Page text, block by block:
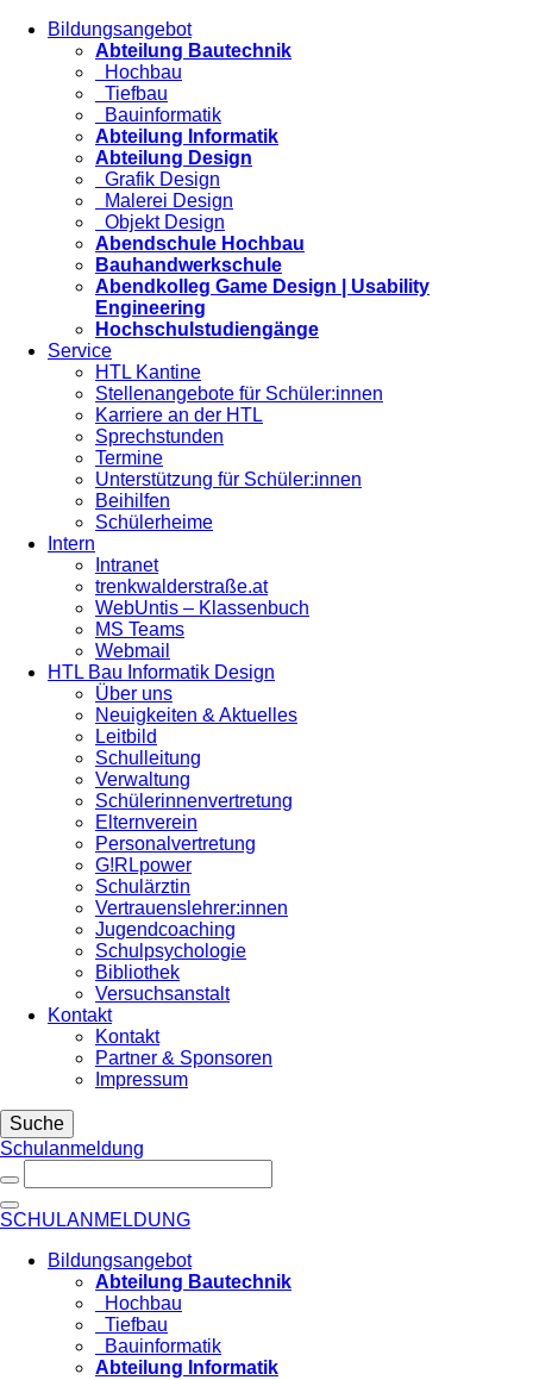
Bildungsangebot
Abteilung Bautechnik
Hochbau
Tiefbau
Bauinformatik
Abteilung Informatik
Abteilung Design
Grafik Design
Malerei Design
Objekt Design
Abendschule Hochbau
Bauhandwerkschule
Abendkolleg Game Design | Usability
Engineering
Hochschulstudiengänge
Service
HTL Kantine
Stellenangebote für Schüler:innen
Karriere an der HTL
Sprechstunden
Termine
Unterstützung für Schüler:innen
Beihilfen
Schülerheime
Intern
Intranet
trenkwalderstraße.at
WebUntis – Klassenbuch
MS Teams
Webmail
HTL Bau Informatik Design
Über uns
Neuigkeiten & Aktuelles
Leitbild
Schulleitung
Verwaltung
Schülerinnenvertretung
Elternverein
Personalvertretung
G!RLpower
Schulärztin
Vertrauenslehrer:innen
Jugendcoaching
Schulpsychologie
Bibliothek
Versuchsanstalt
Kontakt
Kontakt
Partner & Sponsoren
Impressum
Suche
Schulanmeldung
SCHULANMELDUNG
Bildungsangebot
Abteilung Bautechnik
Hochbau
Tiefbau
Bauinformatik
Abteilung Informatik